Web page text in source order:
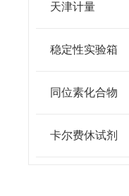
天津计量
稳定性实验箱
同位素化合物
卡尔费休试剂